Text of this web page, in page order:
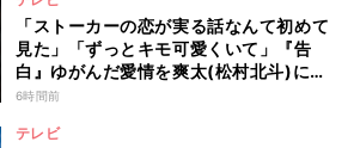
「ストーカーの恋が実る話なんて初めて
見た」「ずっとキモ可愛くいて」『告
白』ゆがんだ愛情を爽太(松村北斗)に向
ける視聴者の声
6時間前
テレビ